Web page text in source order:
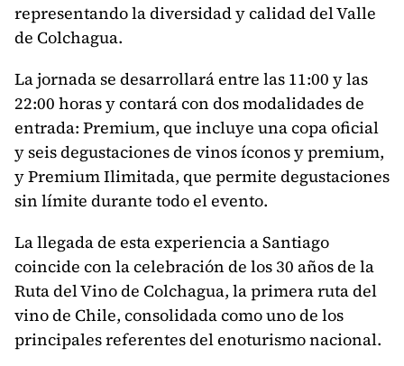
representando la diversidad y calidad del Valle
de Colchagua.
La jornada se desarrollará entre las 11:00 y las
22:00 horas y contará con dos modalidades de
entrada: Premium, que incluye una copa oficial
y seis degustaciones de vinos íconos y premium,
y Premium Ilimitada, que permite degustaciones
sin límite durante todo el evento.
La llegada de esta experiencia a Santiago
coincide con la celebración de los 30 años de la
Ruta del Vino de Colchagua, la primera ruta del
vino de Chile, consolidada como uno de los
principales referentes del enoturismo nacional.